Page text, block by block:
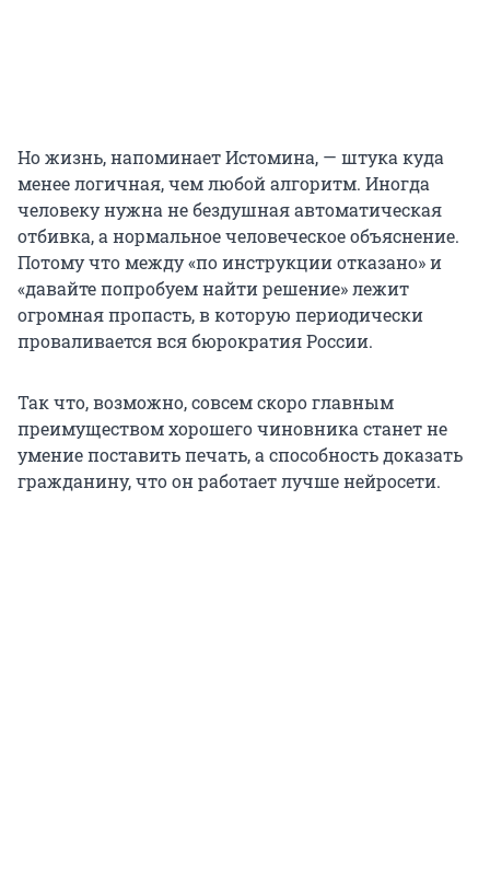
Но жизнь, напоминает Истомина, — штука куда
менее логичная, чем любой алгоритм. Иногда
человеку нужна не бездушная автоматическая
отбивка, а нормальное человеческое объяснение.
Потому что между «по инструкции отказано» и
«давайте попробуем найти решение» лежит
огромная пропасть, в которую периодически
проваливается вся бюрократия России.
Так что, возможно, совсем скоро главным
преимуществом хорошего чиновника станет не
умение поставить печать, а способность доказать
гражданину, что он работает лучше нейросети.